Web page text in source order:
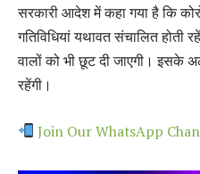
सरकारी आदेश में कहा गया है कि
गतिविधियां यथावत संचालित
वालों को भी छूट दी जाएगी। इसके
रहेंगी।
Join Our WhatsApp